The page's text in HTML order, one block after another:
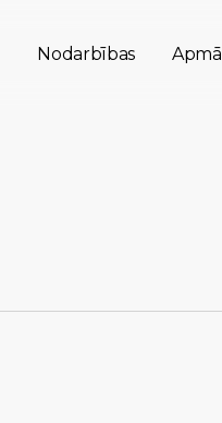
Nodarbības